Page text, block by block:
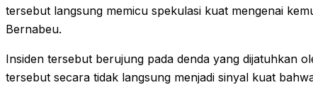
tersebut langsung memicu spekulasi kuat mengenai
Bernabeu.
Insiden tersebut berujung pada denda yang dijatuhkan
tersebut secara tidak langsung menjadi sinyal kuat